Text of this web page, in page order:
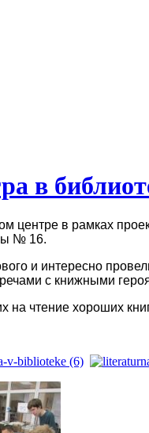
в
в рамках
№ 16.
и интересно
с книжными
на чтение хороших